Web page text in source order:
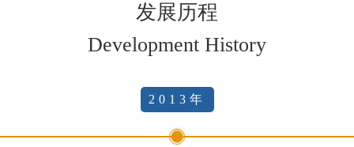
发展历程
Development History
2013年